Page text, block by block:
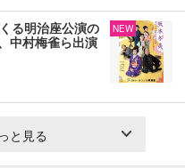
る明治座公演の
中村梅雀ら出演
NEW
と見る